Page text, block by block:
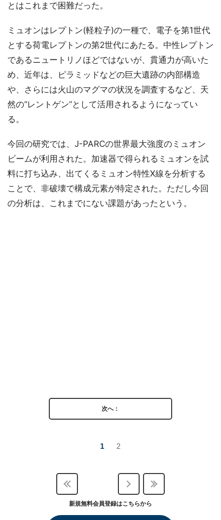
とはこれまで困難だった。
ミュオンはレプトン(軽粒子)の一種で、電子を第1世代
とする荷電レプトンの第2世代にあたる。中性レプトン
であるニュートリノほどではないが、貫通力が高いた
め、近年は、ピラミッドなどの巨大遺跡の内部構造
や、さらには火山のマグマの状況を調査するなど、天
然の“レントゲン”として活用されるようになってい
る。
今回の研究では、J-PARCの世界最大強度のミュオン
ビームが利用された。加速器で得られるミュオンを試
料に打ち込み、出てくるミュオン特性X線を分析する
ことで、非破壊で構成元素が特定された。ただし今回
の分析は、これまでにない課題があったという。
次へ：
1 2
新規無料会員登録はこちらから